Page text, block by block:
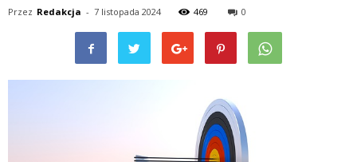
Przez Redakcja - 7 listopada 2024 469 0